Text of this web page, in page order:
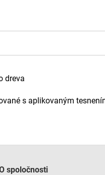
dreva
s aplikovaným
spoločnosti